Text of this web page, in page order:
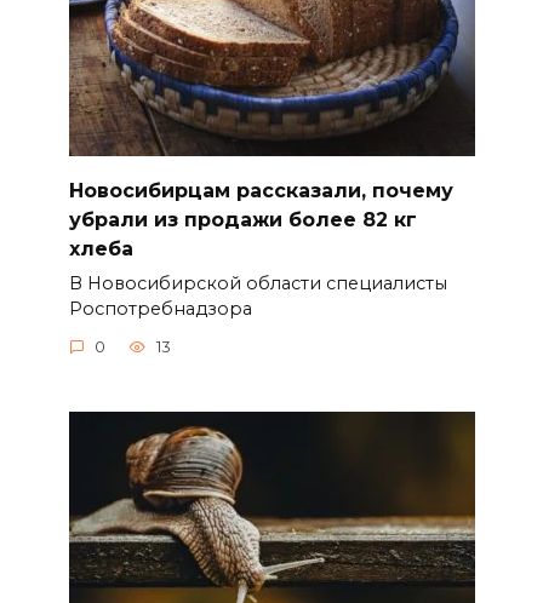
Новосибирцам рассказали, почему
убрали из продажи более 82 кг
хлеба
В Новосибирской области специалисты
Роспотребнадзора
0 13